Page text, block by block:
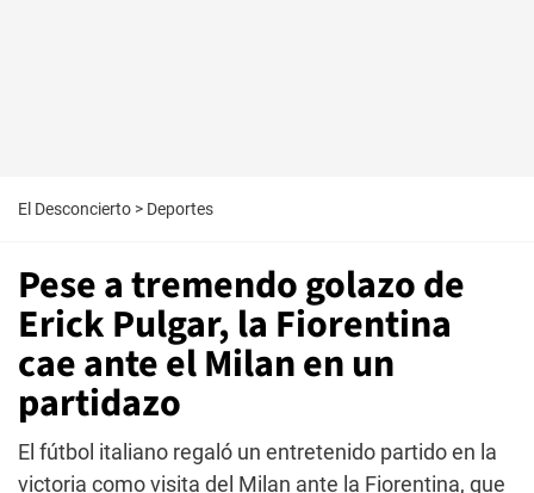
El Desconcierto > Deportes
Pese a tremendo golazo de
Erick Pulgar, la Fiorentina
cae ante el Milan en un
partidazo
El fútbol italiano regaló un entretenido partido en la
victoria como visita del Milan ante la Fiorentina, que